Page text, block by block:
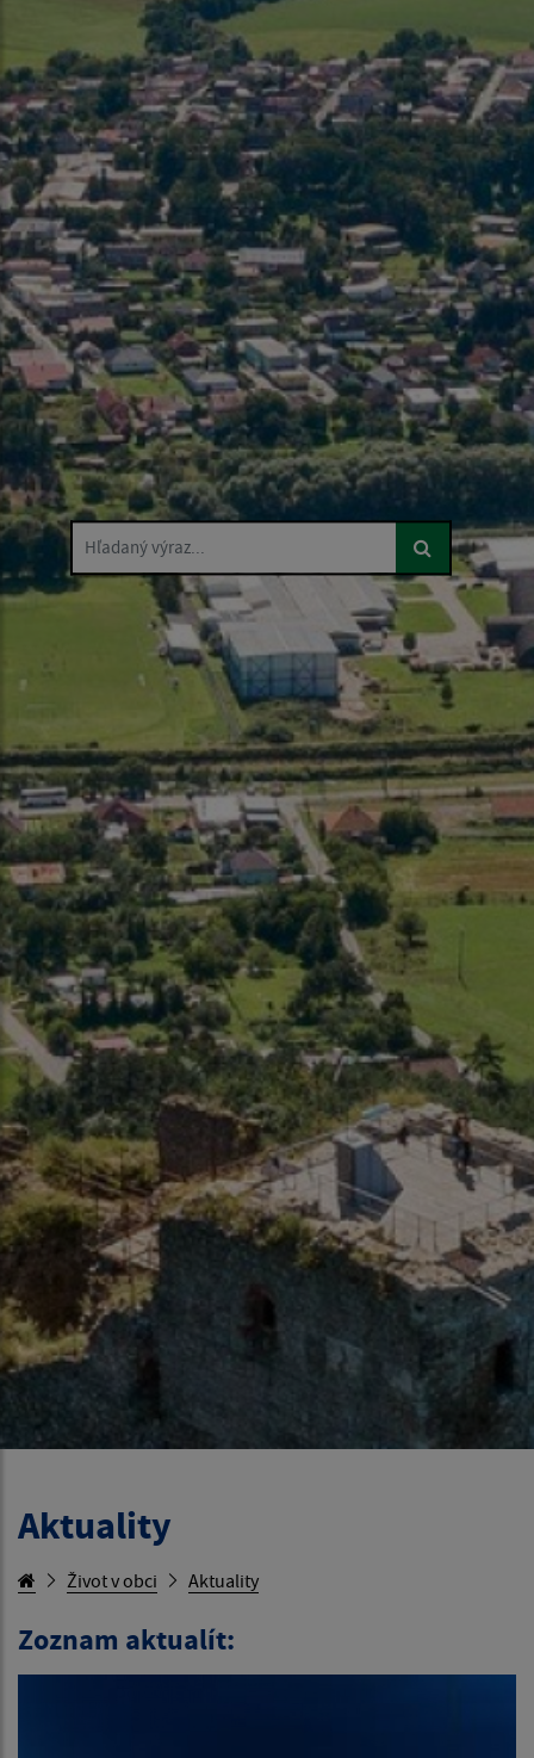
Hľadaný výraz...
Aktuality
Život v obci Aktuality
Zoznam aktualít: